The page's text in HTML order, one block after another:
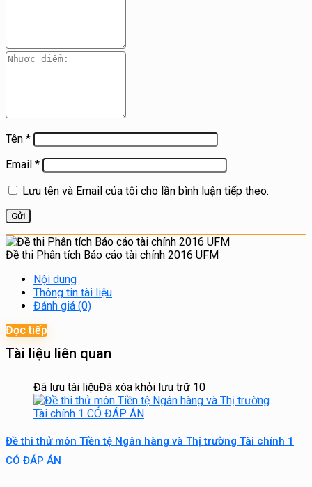
Tên *
Email *
Lưu tên và Email của tôi cho lần bình luận tiếp theo.
Đề thi Phân tích Báo cáo tài chính 2016 UFM
Nội dung
Thông tin tài liệu
Đánh giá (0)
Đọc tiếp
Tài liệu liên quan
Đã lưu tài liệuĐã xóa khỏi lưu trữ 10
Đề thi thử môn Tiền tệ Ngân hàng và Thị trường Tài chính 1
CÓ ĐÁP ÁN